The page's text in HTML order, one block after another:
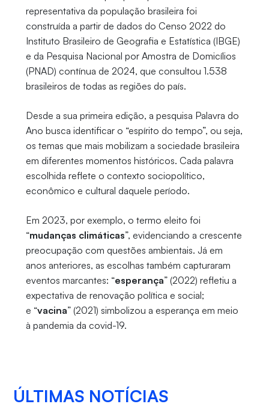
representativa da população brasileira foi
construída a partir de dados do Censo 2022 do
Instituto Brasileiro de Geografia e Estatística (IBGE)
e da Pesquisa Nacional por Amostra de Domicílios
(PNAD) contínua de 2024, que consultou 1.538
brasileiros de todas as regiões do país.
Desde a sua primeira edição, a pesquisa Palavra do
Ano busca identificar o “espírito do tempo”, ou seja,
os temas que mais mobilizam a sociedade brasileira
em diferentes momentos históricos. Cada palavra
escolhida reflete o contexto sociopolítico,
econômico e cultural daquele período.
Em 2023, por exemplo, o termo eleito foi
“mudanças climáticas”, evidenciando a crescente
preocupação com questões ambientais. Já em
anos anteriores, as escolhas também capturaram
eventos marcantes: “esperança” (2022) refletiu a
expectativa de renovação política e social;
e “vacina” (2021) simbolizou a esperança em meio
à pandemia da covid-19.
ÚLTIMAS NOTÍCIAS